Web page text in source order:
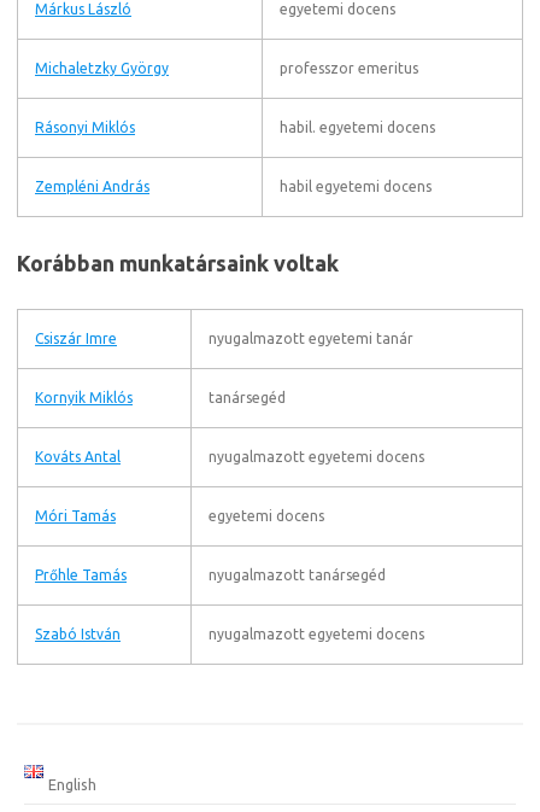
Márkus László egyetemi docens
Michaletzky György professzor emeritus
Rásonyi Miklós habil. egyetemi docens
Zempléni András habil egyetemi docens
Korábban munkatársaink voltak
Csiszár Imre nyugalmazott egyetemi tanár
Kornyik Miklós tanársegéd
Kováts Antal nyugalmazott egyetemi docens
Móri Tamás egyetemi docens
Prőhle Tamás nyugalmazott tanársegéd
Szabó István nyugalmazott egyetemi docens
English